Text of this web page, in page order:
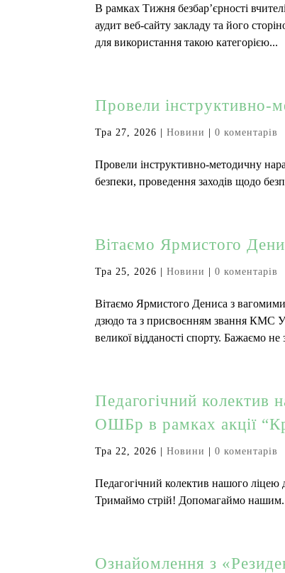
В рамках Тижня безбар’єрності
аудит веб-сайту закладу та його
для використання такою категорією...
Провели інструктивно-
Тра 27, 2026 |Новини |0 коментарів
Провели інструктивно-методичну
безпеки, проведення заходів щодо
Вітаємо Ярмистого
Тра 25, 2026 |Новини |0 коментарів
Вітаємо Ярмистого Дениса з
дзюдо та з присвоєнням звання КМС
великої відданості спорту. Бажаємо
Педагогічний колектив
ОШБр в рамках акції
Тра 22, 2026 |Новини |0 коментарів
Педагогічний колектив нашого
Тримаймо стрій! Допомагаймо
Ознайомлення з